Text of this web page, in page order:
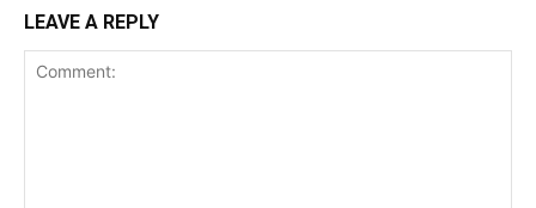
LEAVE A REPLY